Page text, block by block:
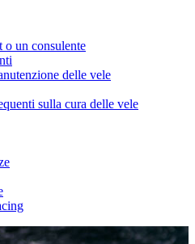
o un consulente
delle vele
sulla cura delle vele